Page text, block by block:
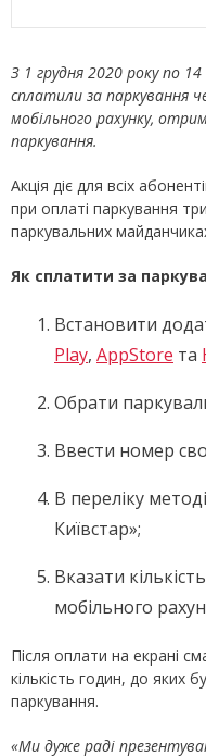
З 1 грудня 2020 року по
сплатили за паркування
мобільного рахунку,
паркування.
Акція діє для всіх
при оплаті паркування
паркувальних
Як сплатити за
Встановити
Play, AppStore та
Обрати
Ввести номер
В переліку
Київстар»;
Вказати
мобільного
Після оплати на екрані
кількість годин, до яких
паркування.
«Ми дуже раді